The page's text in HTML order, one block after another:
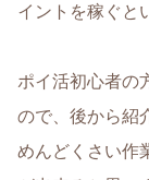
イントを稼ぐと
ポイ活初心者の
ので、後から紹
めんどくさい作